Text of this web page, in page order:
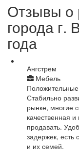
Отзывы о
города г.
года
Ангстрем
Мебель
Стабильно
рынке, многие
качественная
продавать.
задержек, есть
и их семей.